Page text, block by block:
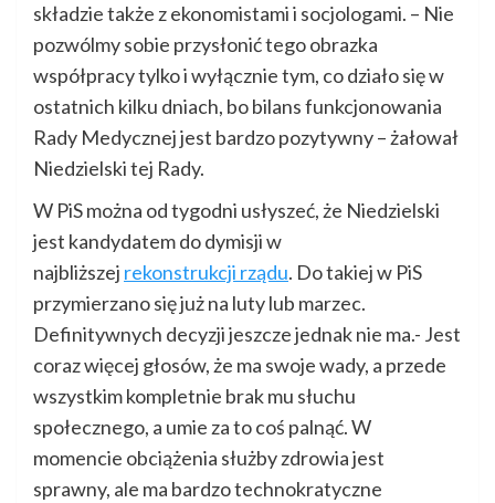
składzie także z ekonomistami i socjologami. – Nie
pozwólmy sobie przysłonić tego obrazka
współpracy tylko i wyłącznie tym, co działo się w
ostatnich kilku dniach, bo bilans funkcjonowania
Rady Medycznej jest bardzo pozytywny – żałował
Niedzielski tej Rady.
W PiS można od tygodni usłyszeć, że Niedzielski
jest kandydatem do dymisji w
najbliższej rekonstrukcji rządu. Do takiej w PiS
przymierzano się już na luty lub marzec.
Definitywnych decyzji jeszcze jednak nie ma.- Jest
coraz więcej głosów, że ma swoje wady, a przede
wszystkim kompletnie brak mu słuchu
społecznego, a umie za to coś palnąć. W
momencie obciążenia służby zdrowia jest
sprawny, ale ma bardzo technokratyczne